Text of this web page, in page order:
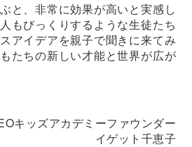
と、非常に効果が高いと実感し
もびっくりするような生徒たち
アイデアを親子で聞きに来てみ
たちの新しい才能と世界が広が
キッズアカデミーファウンダー
イゲット千恵子